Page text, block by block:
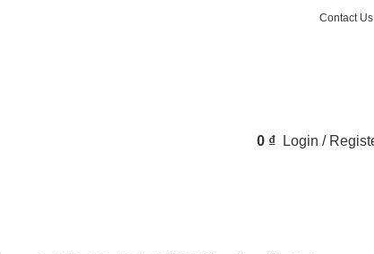
Contact Us
0 ₫ Login /